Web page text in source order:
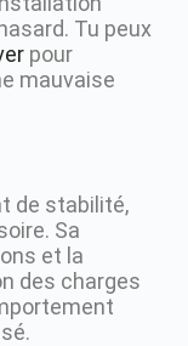
Tu peux
pour
mauvaise
de stabilité,
Sa
et la
des charges